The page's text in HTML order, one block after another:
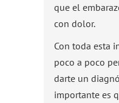
que el
con dolor.
Con toda esta
poco a poco
darte un
importante es